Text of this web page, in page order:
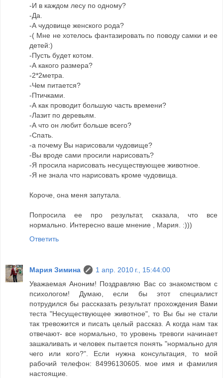
-И в каждом лесу по одному?
-Да.
-А чудовище женского рода?
-( Мне не хотелось фантазировать по поводу самки и ее
детей:)
-Пусть будет котом.
-А какого размера?
-2*2метра.
-Чем питается?
-Птичками.
-А как проводит большую часть времени?
-Лазит по деревьям.
-А что он любит больше всего?
-Спать.
-а почему Вы нарисовали чудовище?
-Вы вроде сами просили нарисовать?
-Я просила нарисовать несуществующее животное.
-Я не знала что нарисовать кроме чудовища.
Короче, она меня запутала.
Попросила ее про результат, сказала, что все
нормально. Интересно ваше мнение , Мария. :)))
Ответить
Мария Зимина
1 апр. 2010 г., 15:44:00
Уважаемая Аноним! Поздравляю Вас со знакомством с
психологом! Думаю, если бы этот специалист
потрудился бы рассказать результат прохождения Вами
теста "Несуществующее животное", то Вы бы не стали
так тревожится и писать целый рассказ. А когда нам так
отвечают- все нормально, то уровень тревоги начинает
зашкаливать и человек пытается понять "нормально для
чего или кого?". Если нужна консультация, то мой
рабочий телефон: 84996130605. мое имя и фамилия
настоящие.